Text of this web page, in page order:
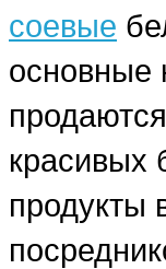
соевые
основные
красивых
продукты